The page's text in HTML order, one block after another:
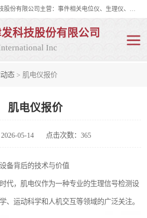
眼动仪多少钱?北京津发科技股份有限公司主营：事件相关电位仪、生理仪、肌电仪、脑电仪、皮电仪、眼动仪；是国家级高新技术企业、科技部认定的科技型中小企业和中关村高新技术企业，具备保密资格，具备自主进出口经营权；自主研发技术、产品与服务荣获多项省部级科学技术奖励、国家发明专利、国家软件著作权和省部级新技术新产品（服务）认证。
科技股份有限公司
Inc
态 > 肌电仪报价
肌电仪报价
05-14 点击次数：365
备背后的技术与价值
代，肌电仪作为一种专业的生理信号检测设
、运动科学和人机交互等领域的广泛关注。
生理仪
眼动仪多少钱
析 动作捕捉与生物力学
人机交互实验室